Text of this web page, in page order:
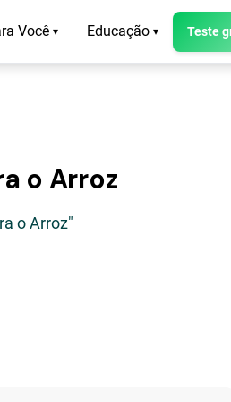
Você ▾ Educação ▾ Teste
o Arroz
o Arroz"